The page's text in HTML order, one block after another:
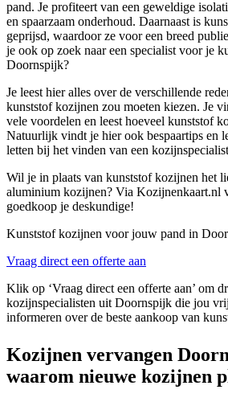
pand. Je profiteert van een geweldige
en spaarzaam onderhoud. Daarnaast is
geprijsd, waardoor ze voor een breed
je ook op zoek naar een specialist voor je
Doornspijk?
Je leest hier alles over de verschillende
kunststof kozijnen zou moeten kiezen. Je
vele voordelen en leest hoeveel kunststof
Natuurlijk vindt je hier ook bespaartips en
letten bij het vinden van een
Wil je in plaats van kunststof kozijnen het
aluminium kozijnen? Via Kozijnenkaart.nl
goedkoop je deskundige!
Kunststof kozijnen voor jouw pand in
Vraag direct een offerte aan
Klik op ‘Vraag direct een offerte aan’ om
kozijnspecialisten uit Doornspijk die jou
informeren over de beste aankoop van
Kozijnen vervangen
waarom nieuwe kozijnen